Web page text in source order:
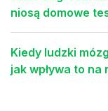
niosą domowe
Kiedy ludzki
jak wpływa to na